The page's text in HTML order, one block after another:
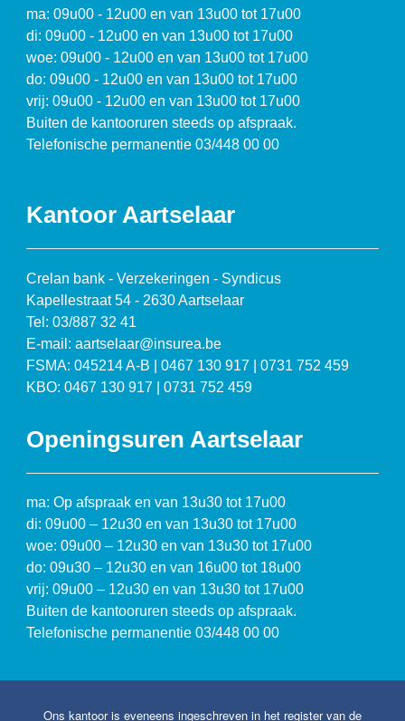
ma: 09u00 - 12u00 en van 13u00 tot 17u00
di: 09u00 - 12u00 en van 13u00 tot 17u00
woe: 09u00 - 12u00 en van 13u00 tot 17u00
do: 09u00 - 12u00 en van 13u00 tot 17u00
vrij: 09u00 - 12u00 en van 13u00 tot 17u00
Buiten de kantooruren steeds op afspraak.
Telefonische permanentie 03/448 00 00
Kantoor Aartselaar
Crelan bank - Verzekeringen - Syndicus
Kapellestraat 54 - 2630 Aartselaar
Tel: 03/887 32 41
E-mail: aartselaar@insurea.be
FSMA: 045214 A-B | 0467 130 917 | 0731 752 459
KBO: 0467 130 917 | 0731 752 459
Openingsuren Aartselaar
ma: Op afspraak en van 13u30 tot 17u00
di: 09u00 – 12u30 en van 13u30 tot 17u00
woe: 09u00 – 12u30 en van 13u30 tot 17u00
do: 09u30 – 12u30 en van 16u00 tot 18u00
vrij: 09u00 – 12u30 en van 13u30 tot 17u00
Buiten de kantooruren steeds op afspraak.
Telefonische permanentie 03/448 00 00
Ons kantoor is eveneens ingeschreven in het register van de